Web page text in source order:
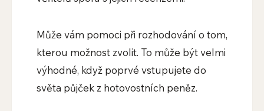
Může vám pomoci při rozhodování o tom,
kterou možnost zvolit. To může být velmi
výhodné, když poprvé vstupujete do
světa půjček z hotovostních peněz.